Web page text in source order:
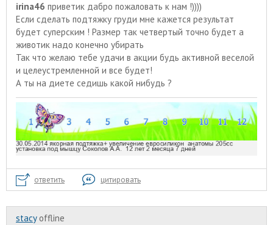
irina46 приветик дабро пожаловать к нам !))))
Если сделать подтяжку груди мне кажется результат
будет суперским ! Размер так четвертый точно будет а
животик надо конечно убирать
Так что желаю тебе удачи в акции будь активной веселой
и целеустремленной и все будет!
А ты на диете седишь какой нибудь ?
ответить цитировать
stacy offline